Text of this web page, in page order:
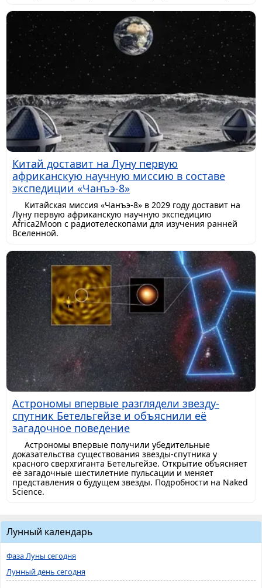
Китай доставит на Луну первую
африканскую научную миссию в составе
экспедиции «Чанъэ-8»
Китайская миссия «Чанъэ-8» в 2029 году доставит на
Луну первую африканскую научную экспедицию
Africa2Moon с радиотелескопами для изучения ранней
Вселенной.
Астрономы впервые разглядели звезду-
спутник Бетельгейзе и объяснили её
загадочное поведение
Астрономы впервые получили убедительные
доказательства существования звезды-спутника у
красного сверхгиганта Бетельгейзе. Открытие объясняет
её загадочные шестилетние пульсации и меняет
представления о будущем звезды. Подробности на Naked
Science.
Лунный календарь
Фаза Луны сегодня
Лунный день сегодня